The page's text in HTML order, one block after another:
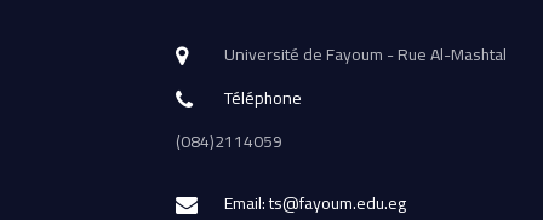
Université de Fayoum - Rue Al-Mashtal
Téléphone
(084)2114059
Email: ts@fayoum.edu.eg